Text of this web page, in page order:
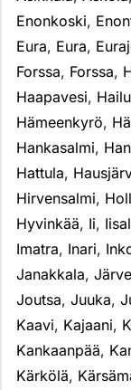
Enonkoski,
Eura, Eura,
Forssa, Forssa,
Haapavesi,
Hämeenkyrö,
Hankasalmi,
Hattula,
Hirvensalmi,
Hyvinkää, Ii,
Imatra, Inari,
Janakkala,
Joutsa, Juuka,
Kaavi, Kajaani,
Kankaanpää,
Kärkölä,